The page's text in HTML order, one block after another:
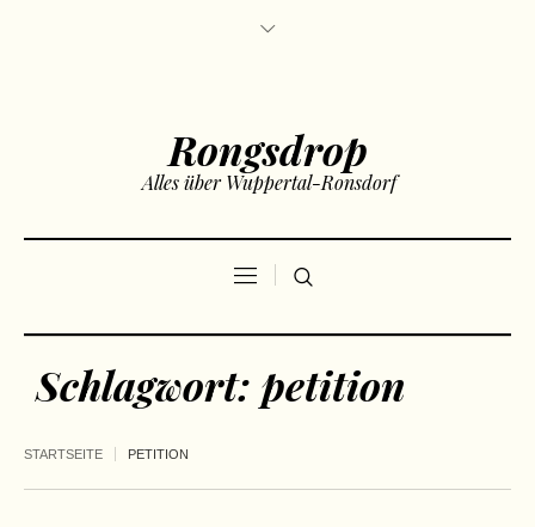
Rongsdrop
Alles über Wuppertal-Ronsdorf
Schlagwort: petition
STARTSEITE PETITION